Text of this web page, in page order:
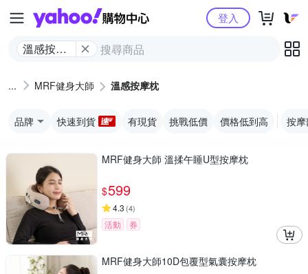
Yahoo購物中心
溫感按摩
登入
MRF健身大師 溫感按摩枕
品牌 快速到貨 有現貨 挑戰低價 價格低到高 按
MRF健身大師 溫揉午睡U型按摩枕
$599
4.3 (4)
活動 券
MRF健身大師10D包覆型氣囊按摩枕